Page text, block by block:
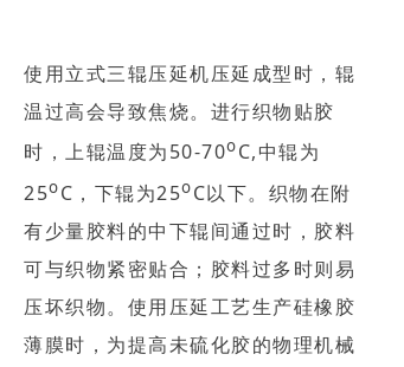
使用立式三辊压延机压延成型时，辊
温过高会导致焦烧。进行织物贴胶
时，上辊温度为50-70oC,中辊为
25oC，下辊为25oC以下。织物在附
有少量胶料的中下辊间通过时，胶料
可与织物紧密贴合；胶料过多时则易
压坏织物。使用压延工艺生产硅橡胶
薄膜时，为提高未硫化胶的物理机械